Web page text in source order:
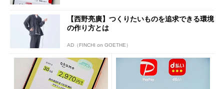
【西野亮廣】つくりたいものを追求できる環境
の作り方とは
AD（FINCHI on GOETHE）